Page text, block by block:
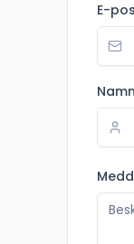
E-
Namn